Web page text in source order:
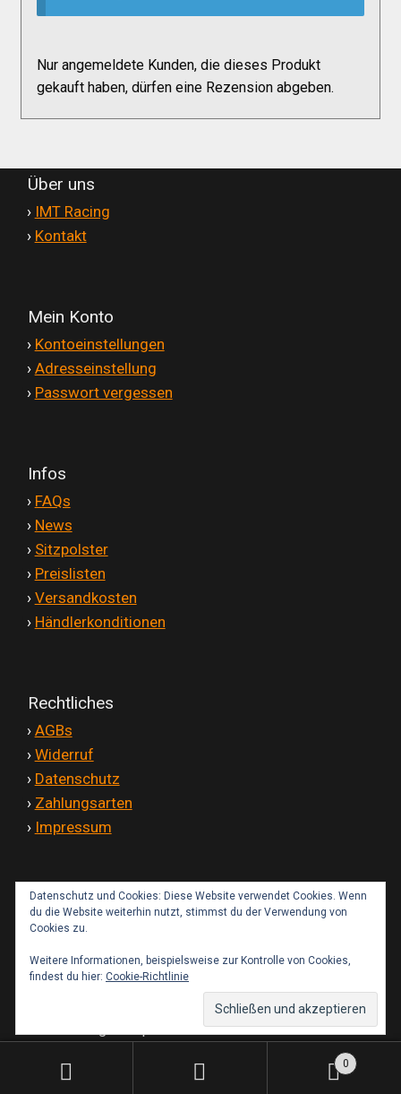
Datenschutzerklärung
Zahlungsarten
Nur angemeldete Kunden, die dieses Produkt
gekauft haben, dürfen eine Rezension abgeben.
Über uns
› IMT Racing
› Kontakt
Mein Konto
› Kontoeinstellungen
› Adresseinstellung
› Passwort vergessen
Infos
› FAQs
› News
› Sitzpolster
› Preislisten
› Versandkosten
› Händlerkonditionen
Rechtliches
› AGBs
› Widerruf
› Datenschutz
› Zahlungsarten
› Impressum
Kontakt
Datenschutz und Cookies: Diese Website verwendet Cookies. Wenn
du die Website weiterhin nutzt, stimmst du der Verwendung von
Cookies zu.
Weitere Informationen, beispielsweise zur Kontrolle von Cookies,
findest du hier: Cookie-Richtlinie
Suchen
0